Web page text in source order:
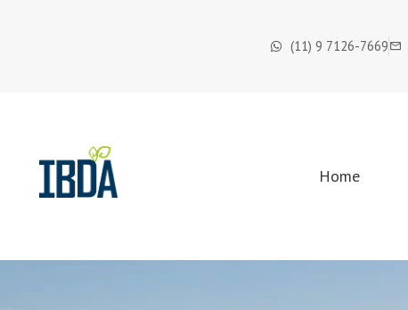
(11) 9 7126-7669
Home